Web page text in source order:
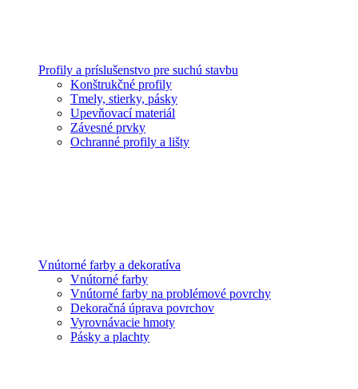
Profily a príslušenstvo pre suchú stavbu
Konštrukčné profily
Tmely, stierky, pásky
Upevňovací materiál
Závesné prvky
Ochranné profily a lišty
Vnútorné farby a dekoratíva
Vnútorné farby
Vnútorné farby na problémové povrchy
Dekoračná úprava povrchov
Vyrovnávacie hmoty
Pásky a plachty